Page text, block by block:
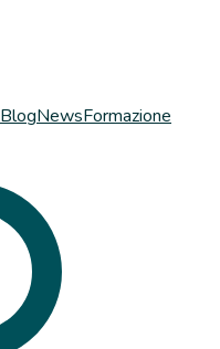
BlogNewsFormazione